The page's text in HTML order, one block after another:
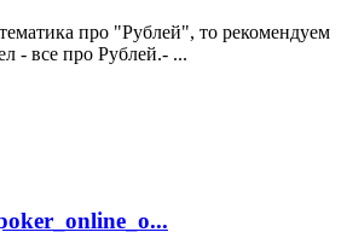
про "Рублей", то рекомендуем
- все про Рублей.- ...